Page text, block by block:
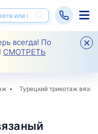
всегда! По
СМОТРЕТЬ
Турецкий трикотаж